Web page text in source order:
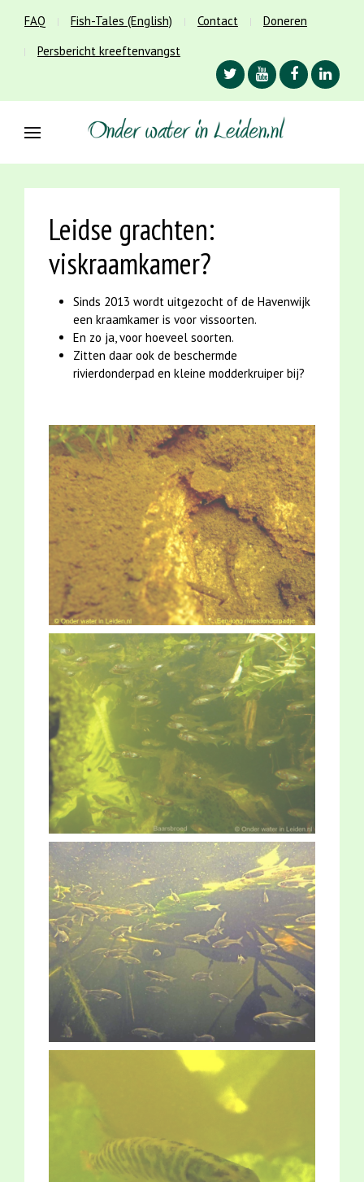
FAQ Fish-Tales (English) Contact
Doneren
Persbericht kreeftenvangst
Leidse grachten:
viskraamkamer?
Sinds 2013 wordt uitgezocht of de Havenwijk
een kraamkamer is voor vissoorten.
En zo ja, voor hoeveel soorten.
Zitten daar ook de beschermde
rivierdonderpad en kleine modderkruiper bij?